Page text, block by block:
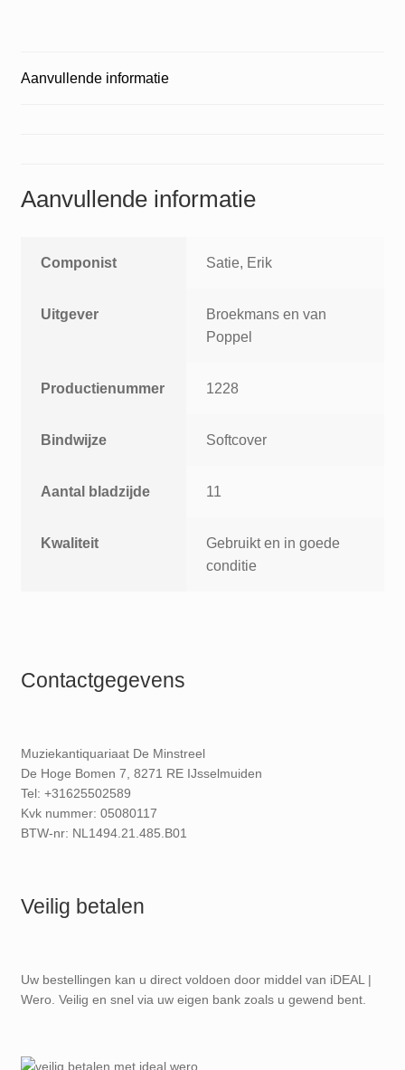
Aanvullende informatie
Aanvullende informatie
Componist Satie, Erik
Uitgever
Broekmans en van
Poppel
Productienummer 1228
Bindwijze Softcover
Aantal bladzijde 11
Kwaliteit
Gebruikt en in goede
conditie
Contactgegevens
Muziekantiquariaat De Minstreel
De Hoge Bomen 7, 8271 RE IJsselmuiden
Tel: +31625502589
Kvk nummer: 05080117
BTW-nr: NL1494.21.485.B01
Veilig betalen
Uw bestellingen kan u direct voldoen door middel van iDEAL |
Wero. Veilig en snel via uw eigen bank zoals u gewend bent.